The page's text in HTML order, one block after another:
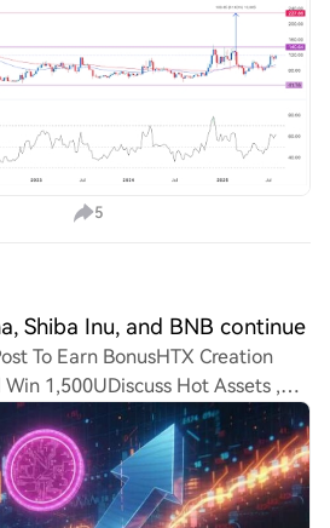
5
Shiba Inu, and BNB continue
To Earn BonusHTX Creation
1,500UDiscuss Hot Assets ,
XRP, Solana, Shiba Inu,
attention despite ongoing